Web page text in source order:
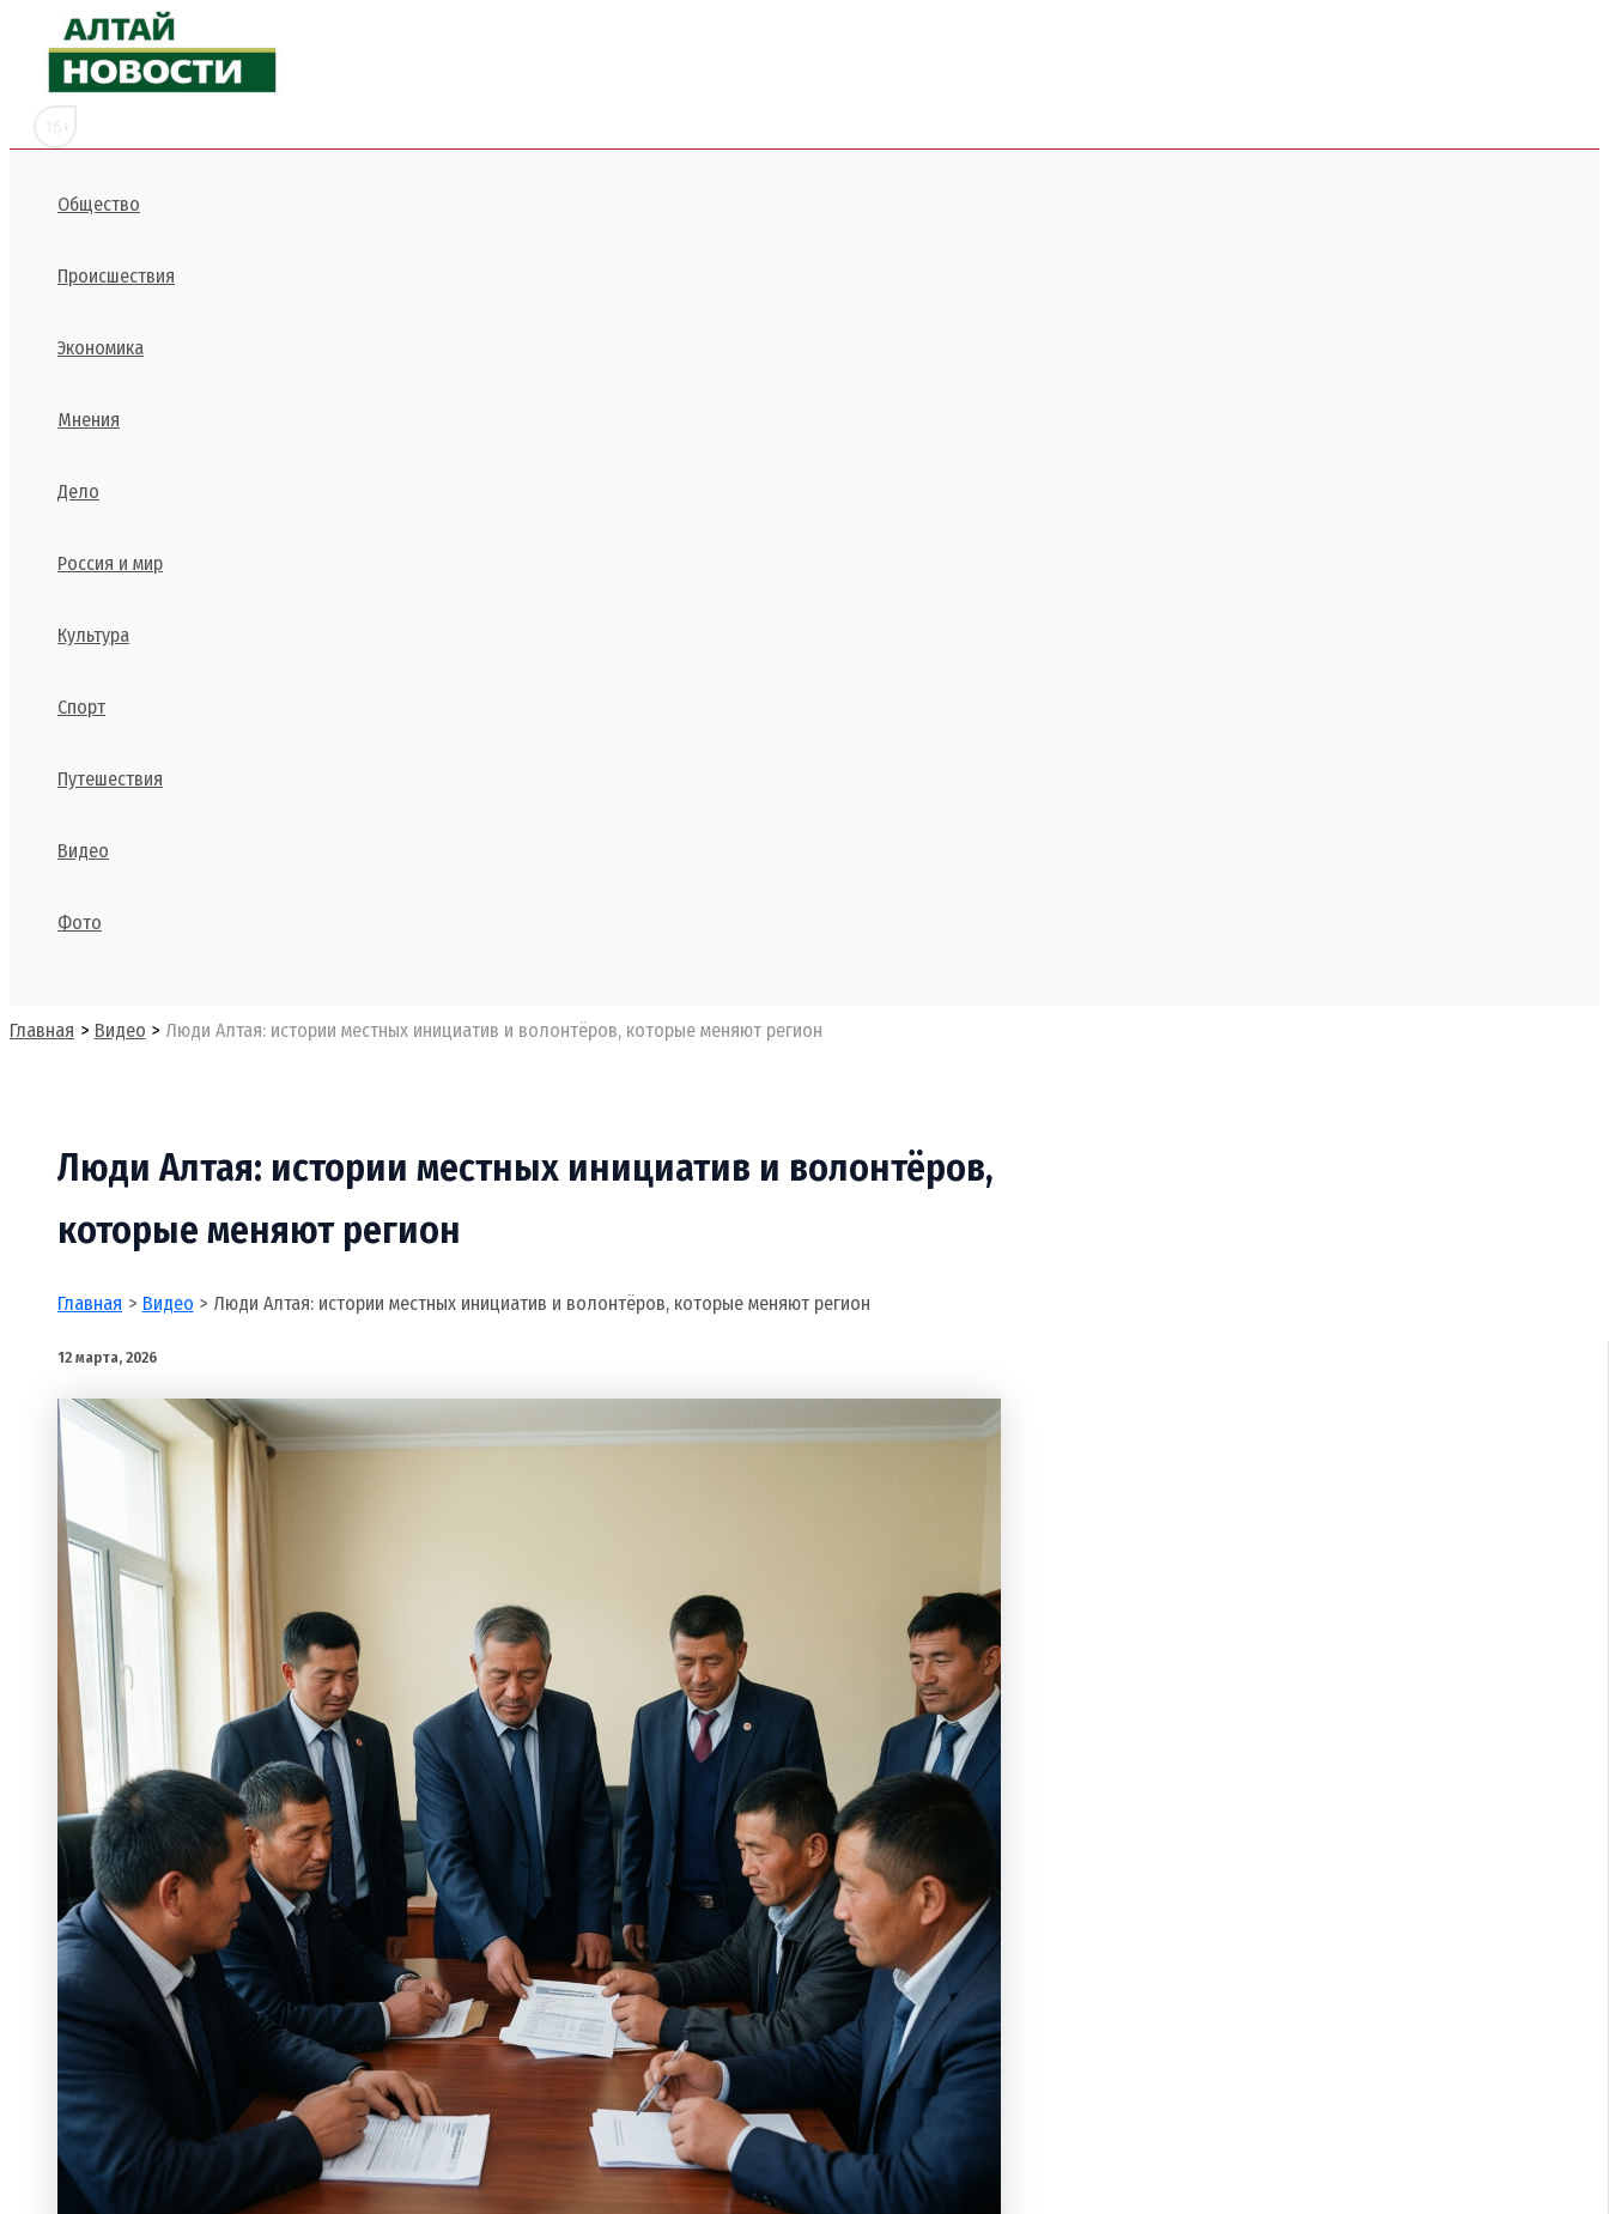
Перейти
содержимому
Общество
Происшествия
Экономика
Мнения
Дело
Россия и мир
Культура
Спорт
Путешествия
Видео
Фото
Главная Видео Люди Алтая: истории местных инициатив и волонтёров, которые меняют регион
Люди Алтая: истории местных инициатив и волонтёров,
которые меняют регион
Главная Видео Люди Алтая: истории местных инициатив и волонтёров, которые меняют регион
12 марта, 2026